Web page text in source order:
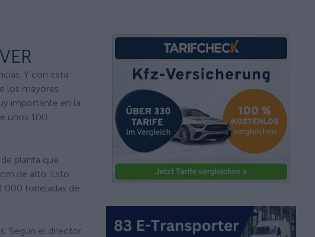
Y con esta
los mayores
importante en la
unos 100
planta que
de alto. Esto
toneladas de
Según el director